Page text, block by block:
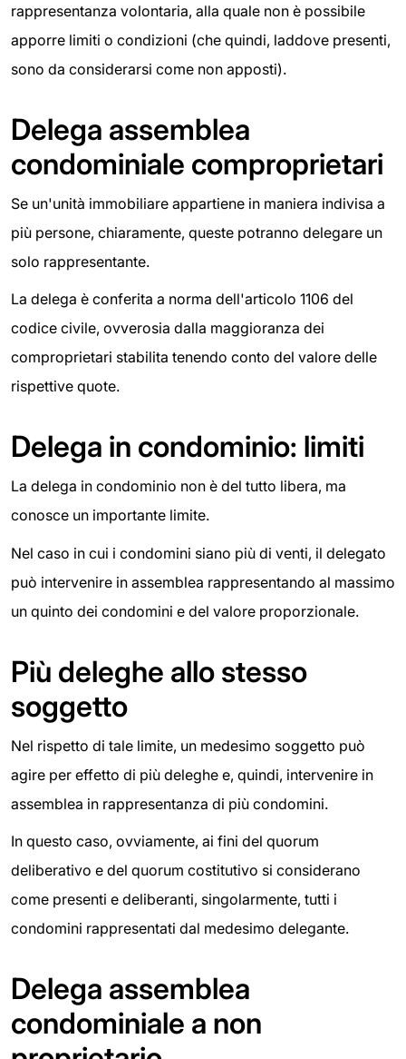
rappresentanza volontaria, alla quale non è possibile
apporre limiti o condizioni (che quindi, laddove presenti,
sono da considerarsi come non apposti).
Delega assemblea
condominiale comproprietari
Se un'unità immobiliare appartiene in maniera indivisa a
più persone, chiaramente, queste potranno delegare un
solo rappresentante.
La delega è conferita a norma dell'articolo 1106 del
codice civile, ovverosia dalla maggioranza dei
comproprietari stabilita tenendo conto del valore delle
rispettive quote.
Delega in condominio: limiti
La delega in condominio non è del tutto libera, ma
conosce un importante limite.
Nel caso in cui i condomini siano più di venti, il delegato
può intervenire in assemblea rappresentando al massimo
un quinto dei condomini e del valore proporzionale.
Più deleghe allo stesso
soggetto
Nel rispetto di tale limite, un medesimo soggetto può
agire per effetto di più deleghe e, quindi, intervenire in
assemblea in rappresentanza di più condomini.
In questo caso, ovviamente, ai fini del quorum
deliberativo e del quorum costitutivo si considerano
come presenti e deliberanti, singolarmente, tutti i
condomini rappresentati dal medesimo delegante.
Delega assemblea
condominiale a non